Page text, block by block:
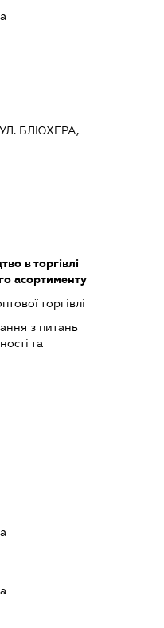
БЛЮХЕРА,
в торгівлі
асортименту
торгівлі
з питань
та